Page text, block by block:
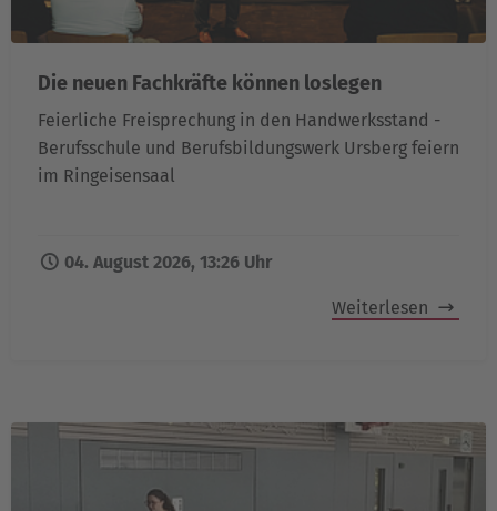
Die neuen Fachkräfte können loslegen
Feierliche Freisprechung in den Handwerksstand -
Berufsschule und Berufsbildungswerk Ursberg feiern
im Ringeisensaal
04. August 2026, 13:26 Uhr
Weiterlesen